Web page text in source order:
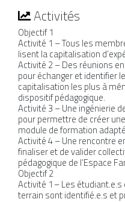
Activités
Objectif 1
Activité 1 – Tous les
lisent la capitalisation
Activité 2 – Des réunions
pour échanger et identifier
capitalisation les plus à
dispositif pédagogique.
Activité 3 – Une ingénierie
pour permettre de créer
module de formation
Activité 4 – Une rencontre
finaliser et de valider
pédagogique de l’Espace
Objectif 2
Activité 1 – Les
terrain sont identifié.e.s et